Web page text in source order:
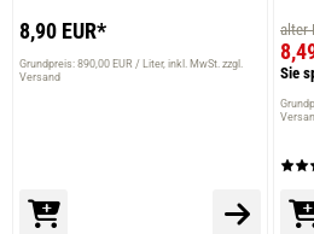
verifizierter Onlinekauf.
Die Bewertung erfolgte ohne
8,90 EUR*
Grundpreis: 890,00 EUR / Liter inkl. MwSt. zzgl.
Versand
alter
Sie